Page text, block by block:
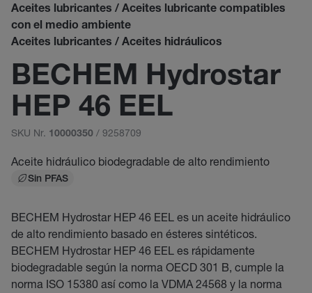
Aceites lubricantes / Aceites lubricante compatibles
con el medio ambiente
Aceites lubricantes / Aceites hidráulicos
BECHEM Hydrostar
HEP 46 EEL
SKU Nr. 10000350 / 9258709
Aceite hidráulico biodegradable de alto rendimiento
Sin PFAS
BECHEM Hydrostar HEP 46 EEL es un aceite hidráulico
de alto rendimiento basado en ésteres sintéticos.
BECHEM Hydrostar HEP 46 EEL es rápidamente
biodegradable según la norma OECD 301 B, cumple la
norma ISO 15380 así como la VDMA 24568 y la norma